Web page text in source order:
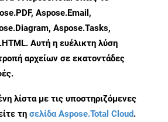
Aspose.Email,
Aspose.Tasks,
Αυτή η ευέλικτη λύση
αρχείων σε εκατοντάδες
λίστα με τις υποστηριζόμενες
τη σελίδα Aspose.Total Cloud.